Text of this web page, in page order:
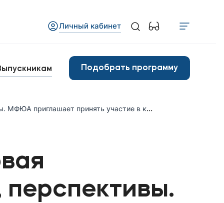
Личный кабинет
Подобрать программу
принять участие в конференции